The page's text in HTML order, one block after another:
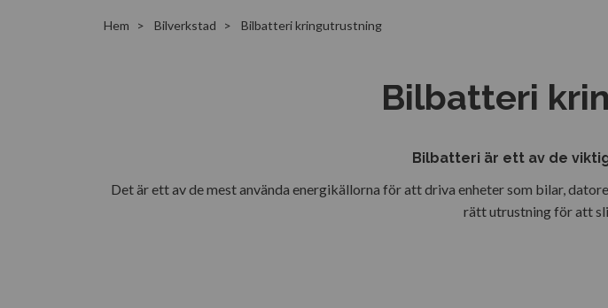
Hem Bilverkstad Bilbatteri kringutrustning
Bilbatteri
Bilbatteri är ett av de
Det är ett av de mest använda energikällorna för att driva enheter som bilar,
rätt utrustning för att